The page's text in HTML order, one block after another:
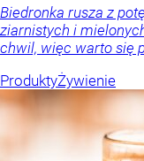
Biedronka rusza z
ziarnistych i
chwil, więc warto się
ProduktyŻywienie